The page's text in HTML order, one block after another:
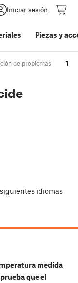
Iniciar sesión
Piezas y
de problemas
idiomas
medida
que el